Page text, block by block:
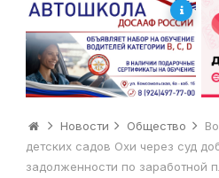
Новости Общество
детских садов Охи через суд
задолженности по заработной